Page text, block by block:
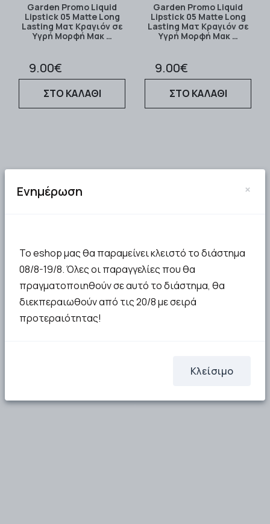
Garden Promo Liquid
Lipstick 05 Matte Long
Lasting Ματ Κραγιόν σε
Υγρή Μορφή Μακ …
9.00€
ΣΤΟ ΚΑΛΑΘΙ
Garden Promo Liquid
Lipstick 05 Matte Long
Lasting Ματ Κραγιόν σε
Υγρή Μορφή Μακ …
9.00€
ΣΤΟ ΚΑΛΑΘΙ
Ενημέρωση ×
Το eshop μας θα παραμείνει κλειστό το διάστημα
08/8-19/8. Όλες οι παραγγελίες που θα
πραγματοποιηθούν σε αυτό το διάστημα, θα
διεκπεραιωθούν από τις 20/8 με σειρά
προτεραιότητας!
Κλείσιμο